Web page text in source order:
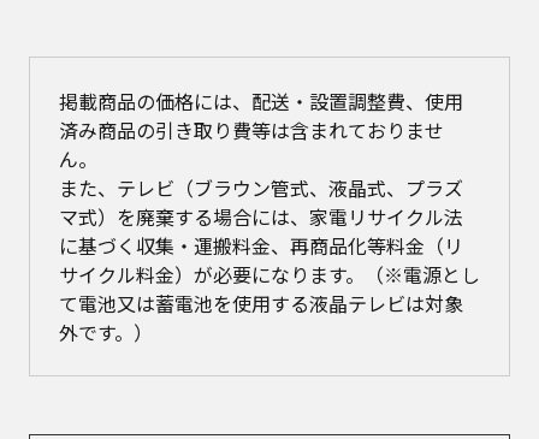
掲載商品の価格には、配送・設置調整費、使用
済み商品の引き取り費等は含まれておりませ
ん。
また、テレビ（ブラウン管式、液晶式、プラズ
マ式）を廃棄する場合には、家電リサイクル法
に基づく収集・運搬料金、再商品化等料金（リ
サイクル料金）が必要になります。（※電源とし
て電池又は蓄電池を使用する液晶テレビは対象
外です。）